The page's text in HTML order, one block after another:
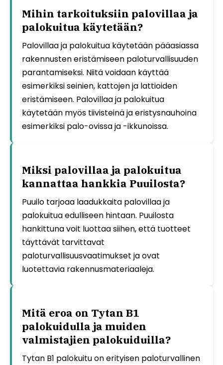
Mihin tarkoituksiin palovillaa ja
palokuitua käytetään?
Palovillaa ja palokuitua käytetään pääasiassa
rakennusten eristämiseen paloturvallisuuden
parantamiseksi. Niitä voidaan käyttää
esimerkiksi seinien, kattojen ja lattioiden
eristämiseen. Palovillaa ja palokuitua
käytetään myös tiivisteinä ja eristysnauhoina
esimerkiksi palo-ovissa ja -ikkunoissa.
Miksi palovillaa ja palokuitua
kannattaa hankkia Puuilosta?
Puuilo tarjoaa laadukkaita palovillaa ja
palokuitua edulliseen hintaan. Puuilosta
hankittuna voit luottaa siihen, että tuotteet
täyttävät tarvittavat
paloturvallisuusvaatimukset ja ovat
luotettavia rakennusmateriaaleja.
Mitä eroa on Tytan B1
palokuidulla ja muiden
valmistajien palokuiduilla?
Tytan B1 palokuitu on erityisen paloturvallinen